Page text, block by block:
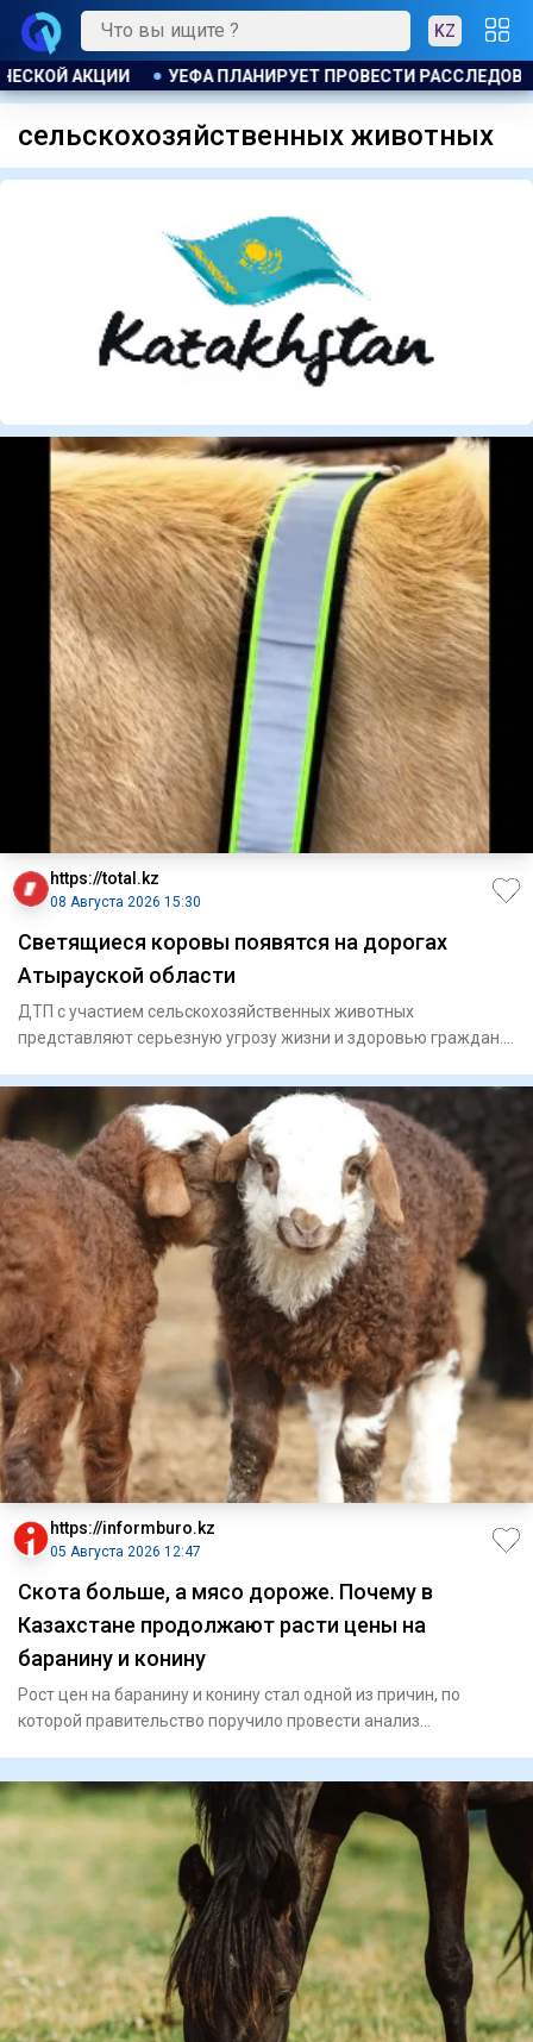
KZ
ФИФА ПО ПРОДАЖЕ КОММЕРЧЕСКИХ ПРАВ НА
сельскохозяйственных животных
https://total.kz
08 Августа 2026 15:30
Светящиеся коровы появятся на дорогах
Атырауской области
ДТП с участием сельскохозяйственных животных
представляют серьезную угрозу жизни и здоровью граждан.
https://informburo.kz
05 Августа 2026 12:47
Скота больше, а мясо дороже. Почему в
Казахстане продолжают расти цены на
баранину и конину
Рост цен на баранину и конину стал одной из причин, по
которой правительство поручило провести анализ